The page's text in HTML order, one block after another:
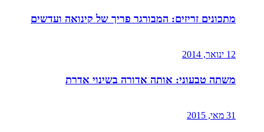
מתכונים זריזים: המבורגר פריך של קינואה ועדשים
12 ינואר, 2014
משתה טבעוני: אותה אדורה בשינוי אדרת
31 מאי, 2015